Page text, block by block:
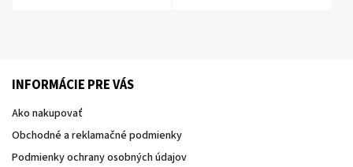
INFORMÁCIE PRE VÁS
Ako nakupovať
Obchodné a reklamačné podmienky
Podmienky ochrany osobných údajov